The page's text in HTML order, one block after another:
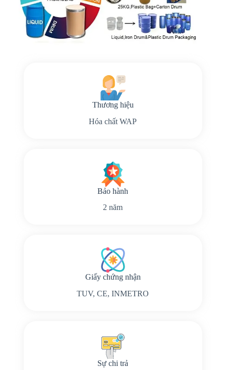
Thương hiệu
Hóa chất WAP
Bảo hành
2 năm
Giấy chứng nhận
TUV, CE, INMETRO
Sự chi trả